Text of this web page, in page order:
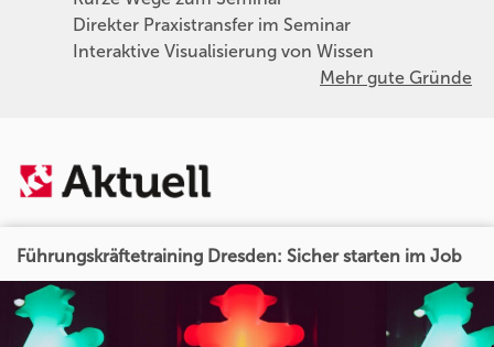
Direkter Praxistransfer im Seminar
Interaktive Visualisierung von Wissen
Mehr gute Gründe
Führungskräftetraining Dresden: Sicher starten im Job